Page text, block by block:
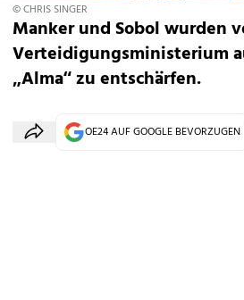
© CHRIS SINGER
Manker und Sobol wurden
Verteidigungsministerium
„Alma“ zu entschärfen.
OE24 AUF GOOGLE BEVORZUGEN